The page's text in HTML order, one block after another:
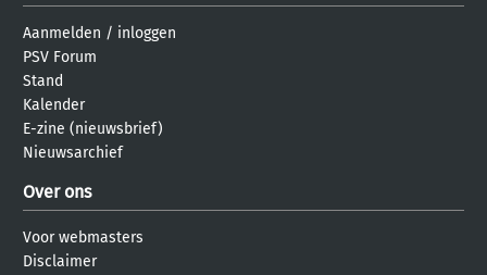
Aanmelden / inloggen
PSV Forum
Stand
Kalender
E-zine (nieuwsbrief)
Nieuwsarchief
Over ons
Voor webmasters
Disclaimer